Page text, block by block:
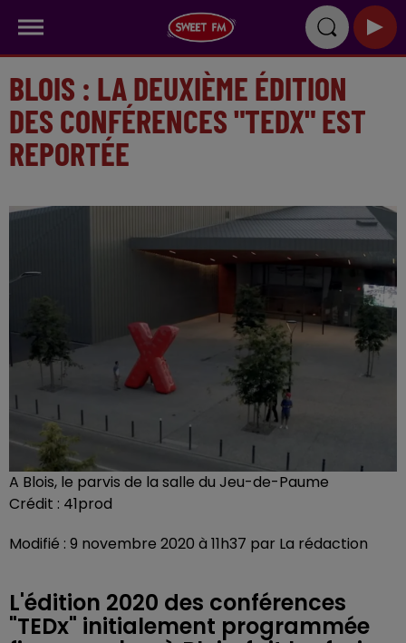
BLOIS : LA DEUXIÈME ÉDITION
DES CONFÉRENCES "TEDX" EST
REPORTÉE
A Blois, le parvis de la salle du Jeu-de-Paume
Crédit : 41prod
Modifié : 9 novembre 2020 à 11h37 par La rédaction
L'édition 2020 des conférences
"TEDx" initialement programmée